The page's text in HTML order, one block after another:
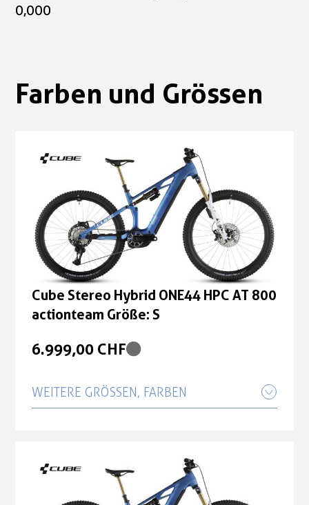
0,000
Farben und Grössen
Cube Stereo Hybrid ONE44 HPC AT 800
actionteam Größe: S
6.999,00 CHF
WEITERE GRÖSSEN, FARBEN
6.999,00 CHF